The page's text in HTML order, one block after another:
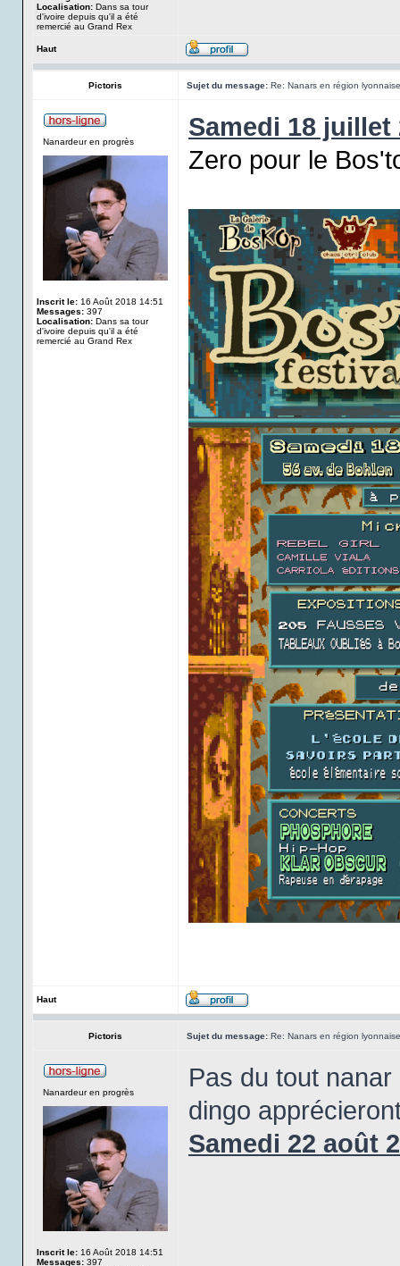
Localisation: Dans sa tour
d'ivoire depuis qu'il a été
remercié au Grand Rex
Haut
Pictoris Sujet du message: Re: Nanars en région lyonnaise
Nanardeur en progrès
Inscrit le: 16 Août 2018 14:51
Messages: 397
Localisation: Dans sa tour
d'ivoire depuis qu'il a été
remercié au Grand Rex
Samedi 18 juillet
Zero pour le
Haut
Pictoris Sujet du message: Re: Nanars en région lyonnaise
Nanardeur en progrès
Inscrit le: 16 Août 2018 14:51
Messages: 397
Pas du tout
dingo
Samedi 22 août